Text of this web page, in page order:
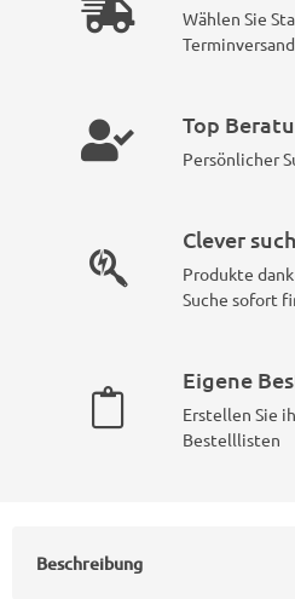
Wählen Sie
Top
Persönlicher
Clever
Produkte
Suche sofort
Eigene
Erstellen Sie
Bestelllisten
Beschreibung